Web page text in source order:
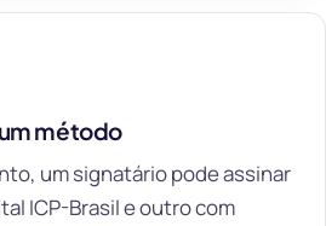
método
um signatário pode assinar
ICP-Brasil e outro com